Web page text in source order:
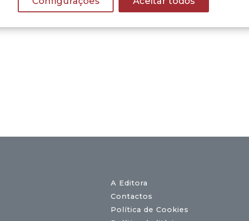
A Editora
Contactos
Política de Cookies